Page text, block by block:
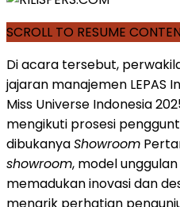
SCROLL TO RESUME
Di acara tersebut,
jajaran manajemen LEPAS
Miss Universe Indonesia
mengikuti prosesi
dibukanyaShowroom
showroom, model unggulan
memadukan inovasi dan